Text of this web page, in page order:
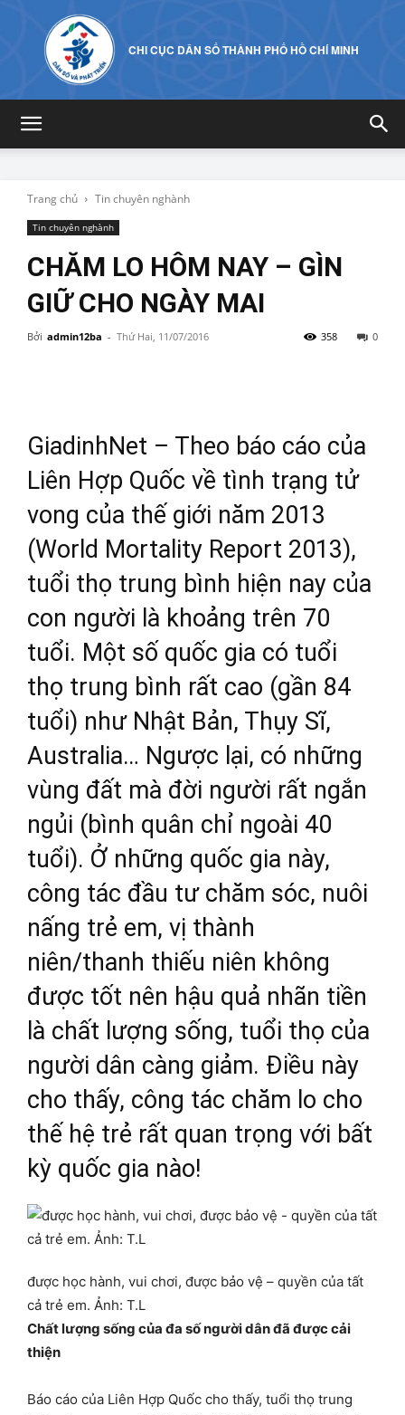
CHI CỤC DÂN SỐ THÀNH PHỐ HỒ CHÍ MINH
Trang chủ Tin chuyên nghành
Tin chuyên nghành
CHĂM LO HÔM NAY – GÌN
GIỮ CHO NGÀY MAI
Bởi admin12ba - Thứ Hai, 11/07/2016 0
358
GiadinhNet – Theo báo cáo của
Liên Hợp Quốc về tình trạng tử
vong của thế giới năm 2013
(World Mortality Report 2013),
tuổi thọ trung bình hiện nay của
con người là khoảng trên 70
tuổi. Một số quốc gia có tuổi
thọ trung bình rất cao (gần 84
tuổi) như Nhật Bản, Thụy Sĩ,
Australia… Ngược lại, có những
vùng đất mà đời người rất ngắn
ngủi (bình quân chỉ ngoài 40
tuổi). Ở những quốc gia này,
công tác đầu tư chăm sóc, nuôi
nấng trẻ em, vị thành
niên/thanh thiếu niên không
được tốt nên hậu quả nhãn tiền
là chất lượng sống, tuổi thọ của
người dân càng giảm. Điều này
cho thấy, công tác chăm lo cho
thế hệ trẻ rất quan trọng với bất
kỳ quốc gia nào!
được học hành, vui chơi, được bảo vệ – quyền của tất
cả trẻ em. Ảnh: T.L
Chất lượng sống của đa số người dân đã được cải
thiện
Báo cáo của Liên Hợp Quốc cho thấy, tuổi thọ trung